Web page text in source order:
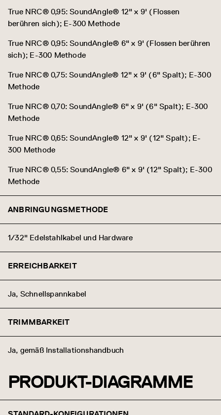
True NRC® 0,95: SoundAngle® 12" x 9' (Flossen
berühren sich); E-300 Methode
True NRC® 0,95: SoundAngle® 6" x 9' (Flossen berühren
sich); E-300 Methode
True NRC® 0,75: SoundAngle® 12" x 9' (6" Spalt); E-300
Methode
True NRC® 0,70: SoundAngle® 6" x 9' (6" Spalt); E-300
Methode
True NRC® 0,65: SoundAngle® 12" x 9' (12" Spalt); E-
300 Methode
True NRC® 0,55: SoundAngle® 6" x 9' (12" Spalt); E-300
Methode
ANBRINGUNGSMETHODE
1/32" Edelstahlkabel und Hardware
ERREICHBARKEIT
Ja, Schnellspannkabel
TRIMMBARKEIT
Ja, gemäß Installationshandbuch
PRODUKT-DIAGRAMME